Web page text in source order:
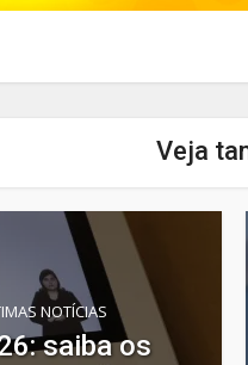
Veja
NOTÍCIAS
saiba os